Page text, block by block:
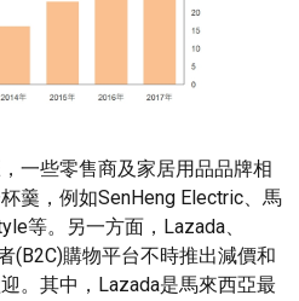
一些零售商及家居用品品牌相
羹，例如SenHeng Electric、馬
等。另一方面，Lazada、
(B2C)購物平台不時推出減價和
。其中，Lazada是馬來西亞最